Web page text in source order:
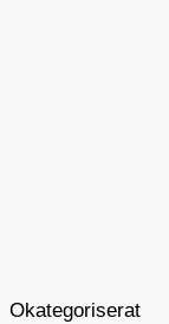
Okategoriserat